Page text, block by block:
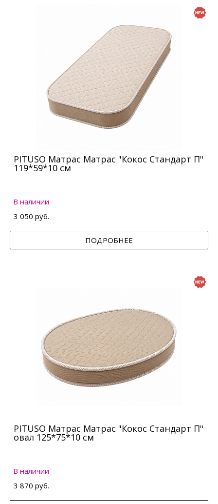
PITUSO Матрас Матрас "Кокос Стандарт П"
119*59*10 см
В наличии
3 050 руб.
ПОДРОБНЕЕ
PITUSO Матрас Матрас "Кокос Стандарт П"
овал 125*75*10 см
В наличии
3 870 руб.